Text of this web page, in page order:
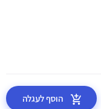
הוסף לעגלה